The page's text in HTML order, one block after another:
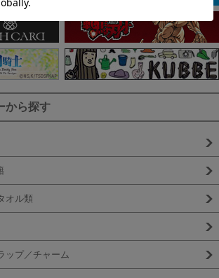
から探す
オル類
ップ／チャーム